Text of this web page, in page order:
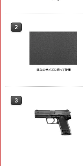
2
3